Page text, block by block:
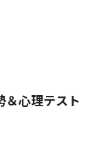
心理テスト